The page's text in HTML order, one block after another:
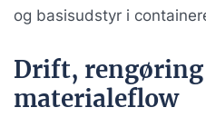
og basisudstyr i
Drift, rengøring
materialeflow